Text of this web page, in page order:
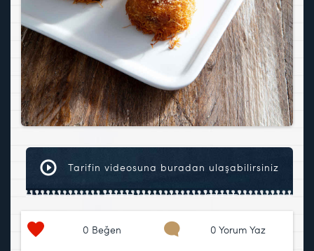
Tarifin videosuna buradan ulaşabilirsiniz
0 Beğen 0 Yorum Yaz